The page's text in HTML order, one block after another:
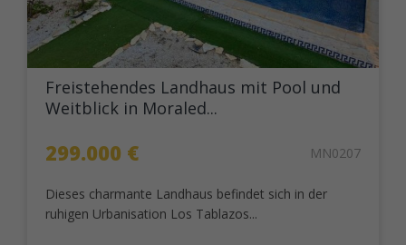
Freistehendes Landhaus mit Pool und
Weitblick in Moraled...
299.000 € MN0207
Dieses charmante Landhaus befindet sich in der
ruhigen Urbanisation Los Tablazos...